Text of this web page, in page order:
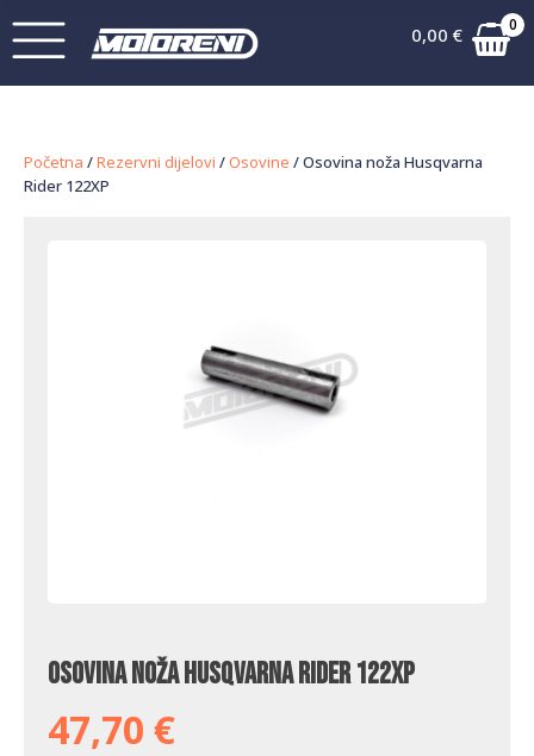
0,00 € 0
Početna /Rezervni dijelovi / Osovine / Osovina noža Husqvarna
Rider 122XP
Osovina noža Husqvarna Rider 122XP
47,70 €